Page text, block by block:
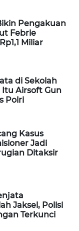
Pengakuan
Febrie
Miliar
di Sekolah
Itu Airsoft Gun
Polri
Kasus
Jadi
Ditaksir
Jaksel, Polisi
Terkunci